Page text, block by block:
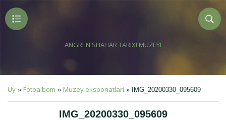
ANGREN SHAHAR TARIXI MUZEYI
Uy » Fotoalbom » Muzey eksponatlari » IMG_20200330_095609
IMG_20200330_095609